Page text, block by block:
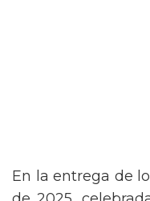
En la entrega de